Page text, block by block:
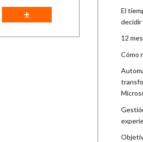
El
decidir
12
Cómo